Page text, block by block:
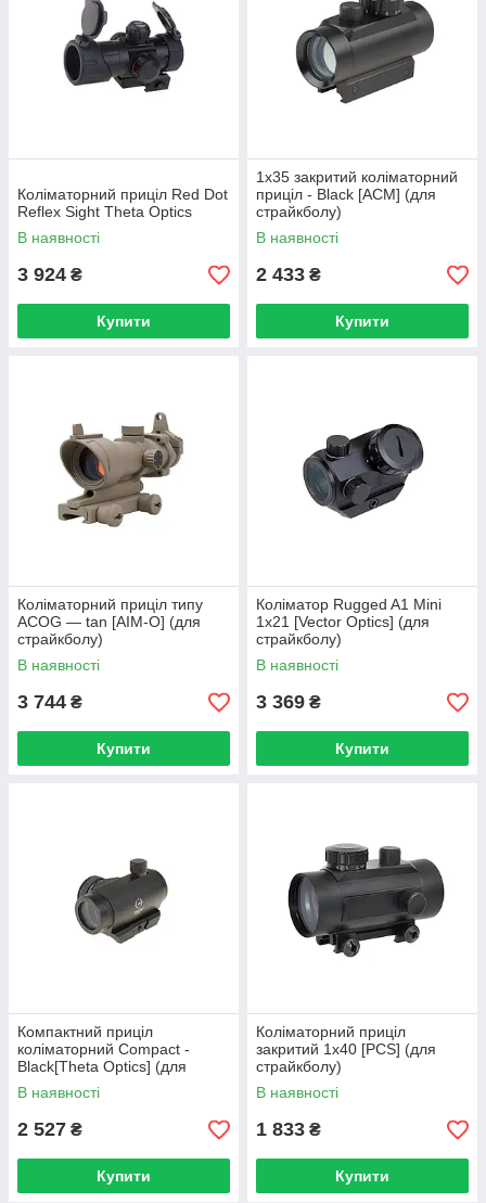
Коліматорний приціл Red Dot
Reflex Sight Theta Optics
В наявності
3 924 ₴
Купити
1x35 закритий коліматорний
приціл - Black [ACM] (для
страйкболу)
В наявності
2 433 ₴
Купити
Коліматорний приціл типу
ACOG — tan [AIM-O] (для
страйкболу)
В наявності
3 744 ₴
Купити
Коліматор Rugged A1 Mini
1x21 [Vector Optics] (для
страйкболу)
В наявності
3 369 ₴
Купити
Компактний приціл
коліматорний Compact -
Black[Theta Optics] (для
страйкболу)
В наявності
2 527 ₴
Купити
Коліматорний приціл
закритий 1x40 [PCS] (для
страйкболу)
В наявності
1 833 ₴
Купити